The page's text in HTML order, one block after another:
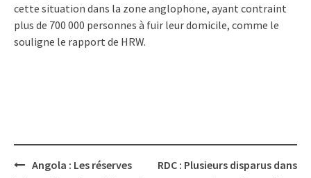
cette situation dans la zone anglophone, ayant contraint
plus de 700 000 personnes à fuir leur domicile, comme le
souligne le rapport de HRW.
PostAngola : Les réserves
RDC : Plusieurs disparus dans